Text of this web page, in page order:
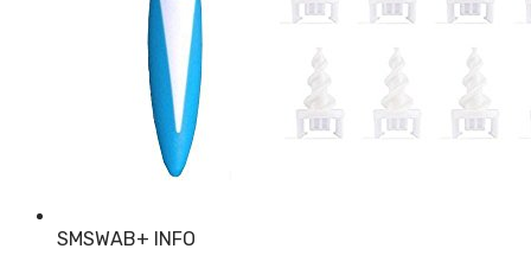
SMSWAB+ INFO